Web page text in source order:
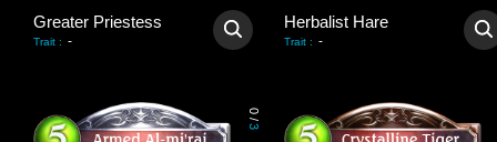
Greater Priestess
Trait : -
Herbalist Hare
Trait : -
0
/
3